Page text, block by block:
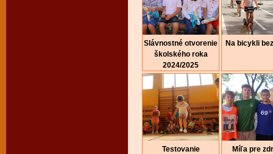
Slávnostné otvorenie
školského roka
2024/2025
Na bicykli
Testovanie
Míľa pre